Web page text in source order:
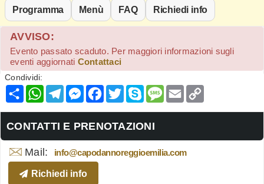
Programma Menù FAQ Richiedi info
AVVISO:
Evento passato scaduto. Per maggiori informazioni sugli
eventi aggiornati Contattaci
Condividi:
Condividi
WhatsApp
Telegram
Messenger
Facebook
TwitterSkypeMessage
Email
CONTATTI E PRENOTAZIONI
Mail: info@capodannoreggioemilia.com
Richiedi info